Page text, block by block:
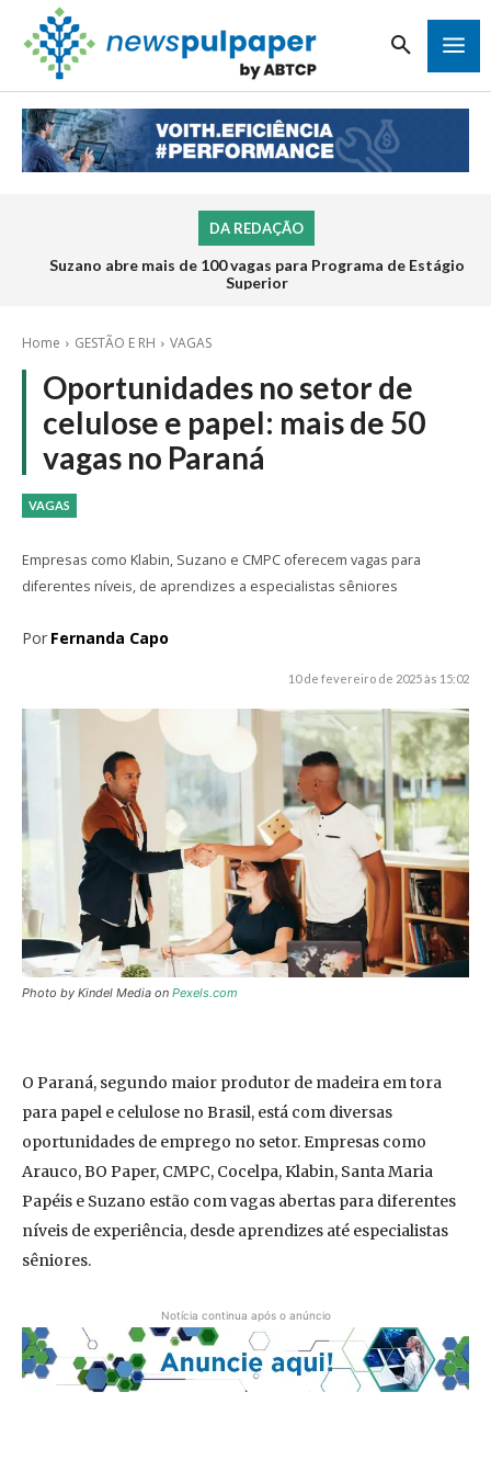
DA REDAÇÃO
Suzano abre mais de 100 vagas para Programa de Estágio
Superior
Home GESTÃO E RH VAGAS
Oportunidades no setor de
celulose e papel: mais de 50
vagas no Paraná
VAGAS
Empresas como Klabin, Suzano e CMPC oferecem vagas para
diferentes níveis, de aprendizes a especialistas sêniores
Por Fernanda Capo
10 de fevereiro de 2025 às 15:02
Photo by Kindel Media on Pexels.com
O Paraná, segundo maior produtor de madeira em tora
para papel e celulose no Brasil, está com diversas
oportunidades de emprego no setor. Empresas como
Arauco, BO Paper, CMPC, Cocelpa, Klabin, Santa Maria
Papéis e Suzano estão com vagas abertas para diferentes
níveis de experiência, desde aprendizes até especialistas
sêniores.
Notícia continua após o anúncio